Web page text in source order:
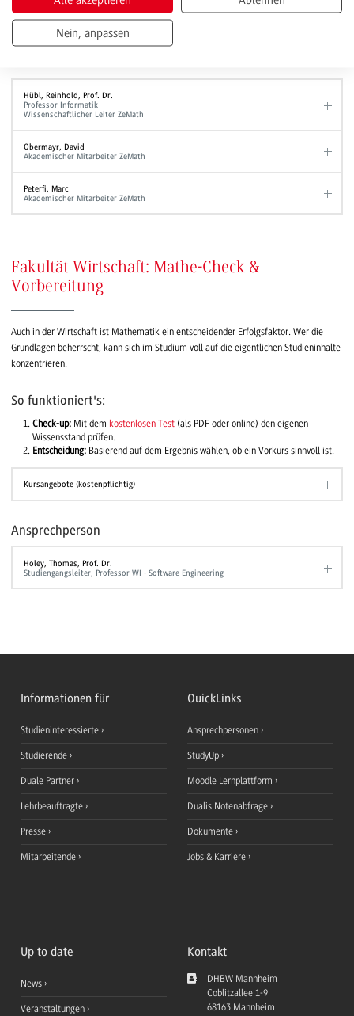
Ansprechpersonen
Bei Fragen wenden Sie sich an das Studienstart-Team
desZeMathunterstudienstart.ma@dhbw.de
Hübl, Reinhold, Prof. Dr.
Professor Informatik
Wissenschaftlicher Leiter ZeMath
Obermayr, David
Akademischer Mitarbeiter ZeMath
Peterfi, Marc
Akademischer Mitarbeiter ZeMath
Fakultät Wirtschaft: Mathe-Check &
Vorbereitung
Auch in der Wirtschaft ist Mathematik ein entscheidender Erfolgsfaktor. Wer die
Grundlagen beherrscht, kann sich im Studium voll auf die eigentlichen Studieninhalte
konzentrieren.
So funktioniert's:
Check-up: Mit dem kostenlosen Test (als PDF oder online) den eigenen
Wissensstand prüfen.
Entscheidung: Basierend auf dem Ergebnis wählen, ob ein Vorkurs sinnvoll ist.
Kursangebote (kostenpflichtig)
Ansprechperson
Holey, Thomas, Prof. Dr.
Studiengangsleiter, Professor WI - Software Engineering
Informationen für
Studieninteressierte
Studierende
Duale Partner
Lehrbeauftragte
Presse
Mitarbeitende
QuickLinks
Ansprechpersonen
StudyUp
Moodle Lernplattform
Dualis Notenabfrage
Dokumente
Jobs & Karriere
Up to date
News
Veranstaltungen
Kontakt
DHBW Mannheim
Coblitzallee 1-9
68163 Mannheim
Nein, anpassen